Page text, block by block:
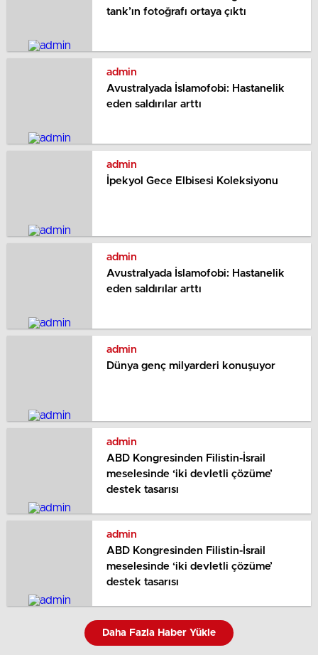
tank’ın fotoğrafı ortaya çıktı
admin
Avustralyada İslamofobi: Hastanelik
eden saldırılar arttı
admin
İpekyol Gece Elbisesi Koleksiyonu
admin
Avustralyada İslamofobi: Hastanelik
eden saldırılar arttı
admin
Dünya genç milyarderi konuşuyor
admin
ABD Kongresinden Filistin-İsrail
meselesinde ‘iki devletli çözüme’
destek tasarısı
admin
ABD Kongresinden Filistin-İsrail
meselesinde ‘iki devletli çözüme’
destek tasarısı
Daha Fazla Haber Yükle